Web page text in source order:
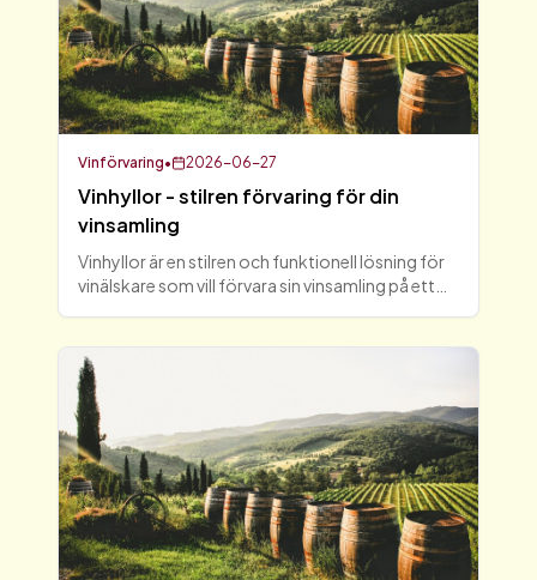
Vinförvaring• 2026-06-27
Vinhyllor - stilren förvaring för din
vinsamling
Vinhyllor är en stilren och funktionell lösning för
vinälskare som vill förvara sin vinsamling på ett
skap